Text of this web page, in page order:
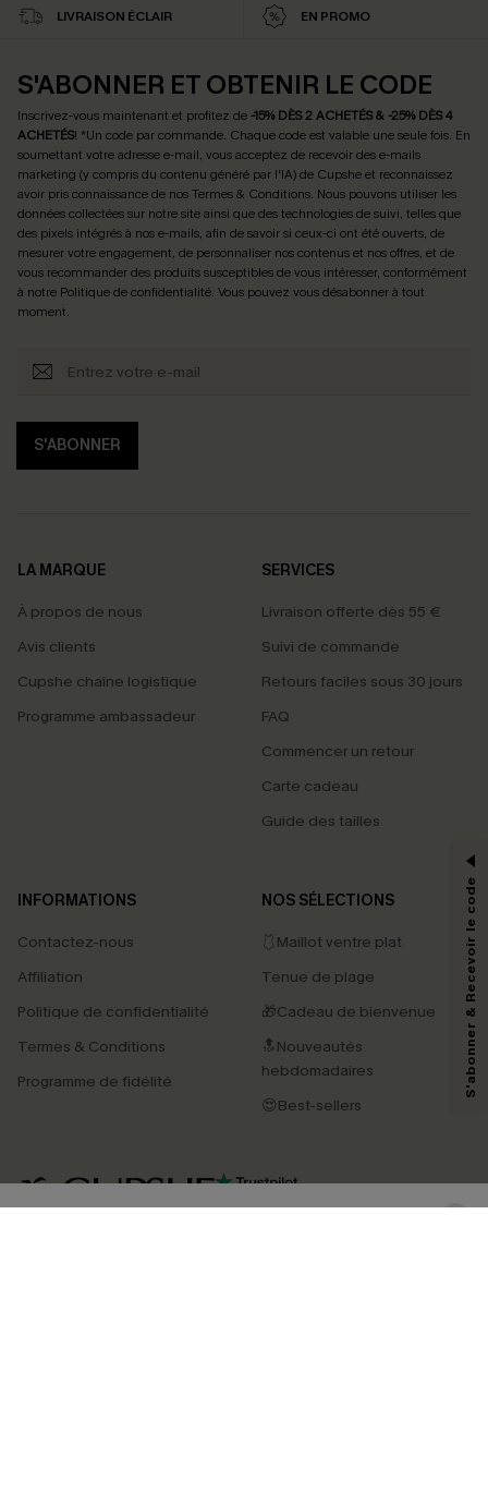
LIVRAISON ÉCLAIR EN PROMO
S'ABONNER ET OBTENIR LE CODE
Inscrivez-vous maintenant et profitez de -15% DÈS 2 ACHETÉS & -25% DÈS 4
ACHETÉS! *Un code par commande. Chaque code est valable une seule fois. En
soumettant votre adresse e-mail, vous acceptez de recevoir des e-mails
marketing (y compris du contenu généré par l'IA) de Cupshe et reconnaissez
avoir pris connaissance de nosTermes & Conditions. Nous pouvons utiliser les
données collectées sur notre site ainsi que des technologies de suivi, telles que
des pixels intégrés à nos e-mails, afin de savoir si ceux-ci ont été ouverts, de
mesurer votre engagement, de personnaliser nos contenus et nos offres, et de
vous recommander des produits susceptibles de vous intéresser, conformément
à notre Politique de confidentialité. Vous pouvez vous désabonner à tout
moment.
S'ABONNER
LA MARQUE
À propos de nous
Avis clients
Cupshe chaîne logistique
Programme ambassadeur
SERVICES
Livraison offerte dès 55 €
Suivi de commande
Retours faciles sous 30 jours
FAQ
Commencer un retour
Carte cadeau
Guide des tailles
INFORMATIONS
Contactez-nous
Affiliation
Politique de confidentialité
Termes & Conditions
Programme de fidélité
NOS SÉLECTIONS
🩱Maillot ventre plat
Tenue de plage
🎁Cadeau de bienvenue
🔝Nouveautés
hebdomadaires
😍Best-sellers
4.4
PROFITEZ DE -15%
marketing (y compris du contenu généré par l'IA) de Cupshe et
pouvons utiliser les données collectées sur notre site ainsi que des
savoir si ceux-ci ont été ouverts, de mesurer votre engagement, de
personnaliser nos contenus et nos offres, et de vous recommander des
produits susceptibles de vous intéresser, conformément à notre
Politique de
. Vous pouvez vous désabonner à tout moment.
S'abonner & Recevoir le code